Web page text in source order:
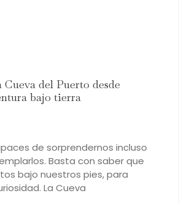
Cueva del Puerto desde
bajo tierra
de sorprendernos incluso
Basta con saber que
bajo nuestros pies, para
La Cueva